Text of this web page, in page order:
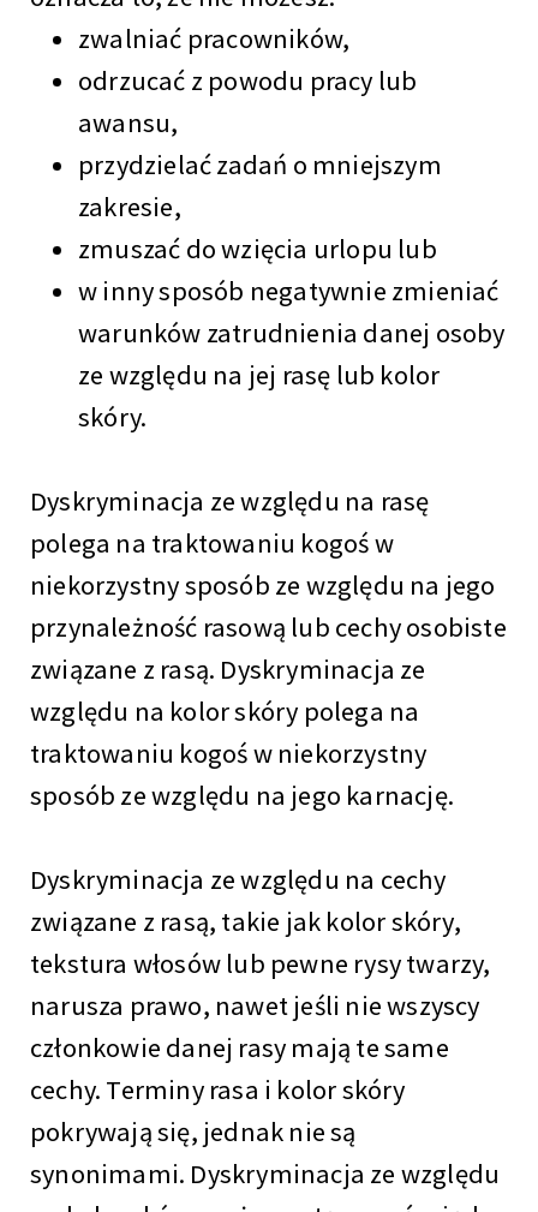
zwalniać pracowników,
odrzucać z powodu pracy lub
awansu,
przydzielać zadań o mniejszym
zakresie,
zmuszać do wzięcia urlopu lub
w inny sposób negatywnie zmieniać
warunków zatrudnienia danej osoby
ze względu na jej rasę lub kolor
skóry.
Dyskryminacja ze względu na rasę
polega na traktowaniu kogoś w
niekorzystny sposób ze względu na jego
przynależność rasową lub cechy osobiste
związane z rasą. Dyskryminacja ze
względu na kolor skóry polega na
traktowaniu kogoś w niekorzystny
sposób ze względu na jego karnację.
Dyskryminacja ze względu na cechy
związane z rasą, takie jak kolor skóry,
tekstura włosów lub pewne rysy twarzy,
narusza prawo, nawet jeśli nie wszyscy
członkowie danej rasy mają te same
cechy. Terminy rasa i kolor skóry
pokrywają się, jednak nie są
synonimami. Dyskryminacja ze względu